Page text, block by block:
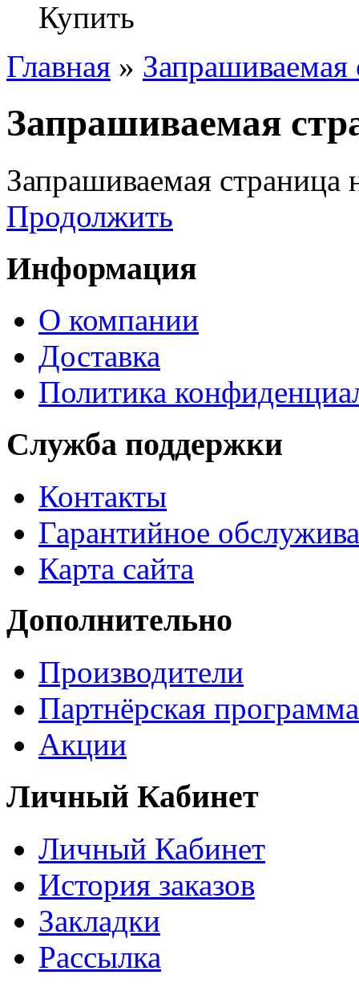
Купить
Главная » Запрашиваемая
Запрашиваемая
Запрашиваемая страница
Продолжить
Информация
О компании
Доставка
Политика
Служба поддержки
Контакты
Гарантийное
Карта сайта
Дополнительно
Производители
Партнёрская программа
Акции
Личный Кабинет
Личный Кабинет
История заказов
Закладки
Рассылка